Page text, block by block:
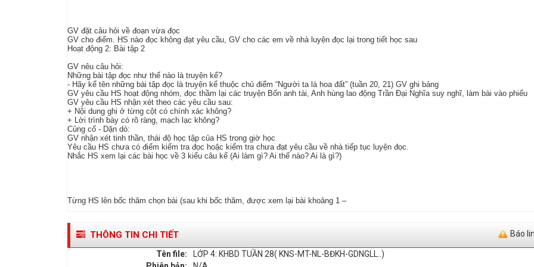
GV đặt câu hỏi về đoạn vừa đọc
GV cho điểm. HS nào đọc không đạt yêu cầu, GV cho các em về nhà luyện đọc lại trong tiết học sau
Hoạt động 2: Bài tập 2
GV nêu câu hỏi:
Những bài tập đọc như thế nào là truyện kể?
- Hãy kể tên những bài tập đọc là truyện kể thuộc chủ điểm “Người ta là hoa đất” (tuần 20, 21) GV ghi bảng
GV yêu cầu HS hoạt động nhóm, đọc thầm lại các truyện Bốn anh tài, Anh hùng lao động Trần Đại Nghĩa suy nghĩ, làm bài vào phiếu
GV yêu cầu HS nhận xét theo các yêu cầu sau:
+ Nội dung ghi ở từng cột có chính xác không?
+ Lời trình bày có rõ ràng, mạch lạc không?
Củng cố - Dặn dò:
GV nhận xét tinh thần, thái độ học tập của HS trong giờ học
Yêu cầu HS chưa có điểm kiểm tra đọc hoặc kiểm tra chưa đạt yêu cầu về nhà tiếp tục luyện đọc.
Nhắc HS xem lại các bài học về 3 kiểu câu kể (Ai làm gì? Ai thế nào? Ai là gì?)
Từng HS lên bốc thăm chọn bài (sau khi bốc thăm, được xem lại bài khoảng 1 –
Báo
THÔNG TIN CHI TIẾT
Tên file:
LỚP 4: KHBD TUẦN 28( KNS-MT-NL-BĐKH-GDNGLL..)